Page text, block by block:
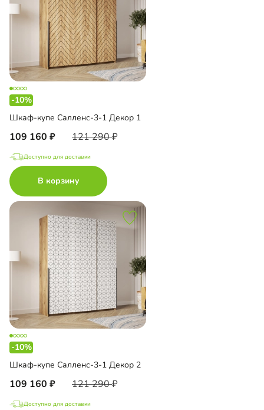
-10%
Шкаф-купе Салленс-3-1 Декор 1
109 160 121 290
Доступно для доставки
В корзину
-10%
Шкаф-купе Салленс-3-1 Декор 2
109 160 121 290
Доступно для доставки